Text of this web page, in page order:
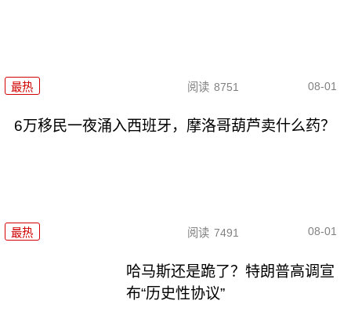
最热 阅读 8751 08-01
6万移民一夜涌入西班牙，摩洛哥葫芦卖什么药？
最热 阅读 7491 08-01
哈马斯还是跪了？特朗普高调宣
布“历史性协议”